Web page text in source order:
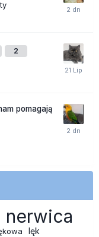
2
pomagają
nerwica
lęk